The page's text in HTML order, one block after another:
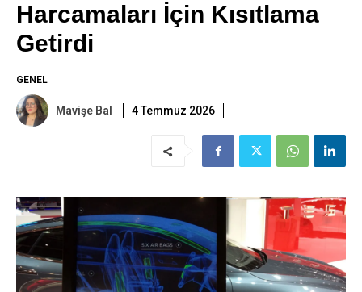
Harcamaları İçin Kısıtlama
Getirdi
GENEL
Mavişe Bal 4 Temmuz 2026